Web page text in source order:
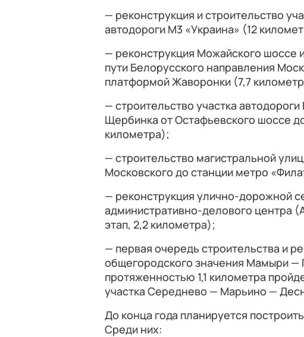
— реконструкция и строительство
автодороги М3 «Украина» (12
— реконструкция Можайского шоссе
пути Белорусского направления
платформой Жаворонки (7,7
— строительство участка
Щербинка от Остафьевского шоссе
километра);
— строительство магистральной
Московского до станции метро
— реконструкция улично-дорожной
административно-делового центра
этап, 2,2 километра);
— первая очередь строительства и
общегородского значения Мамыри
протяженностью 1,1 километра
участка Середнево — Марьино —
До конца года планируется
Среди них: